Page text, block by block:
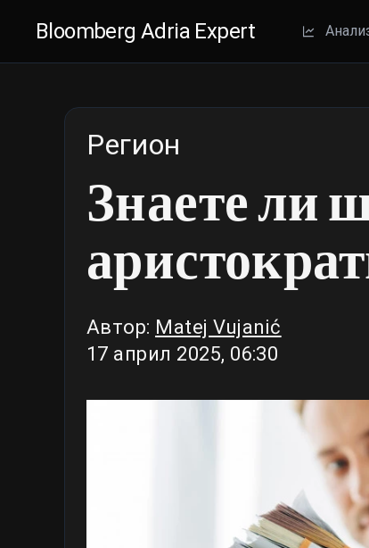
Bloomberg Adria Expert
Регион
Знаете ли
Автор: Matej Vujanić
17 април 2025, 06:30